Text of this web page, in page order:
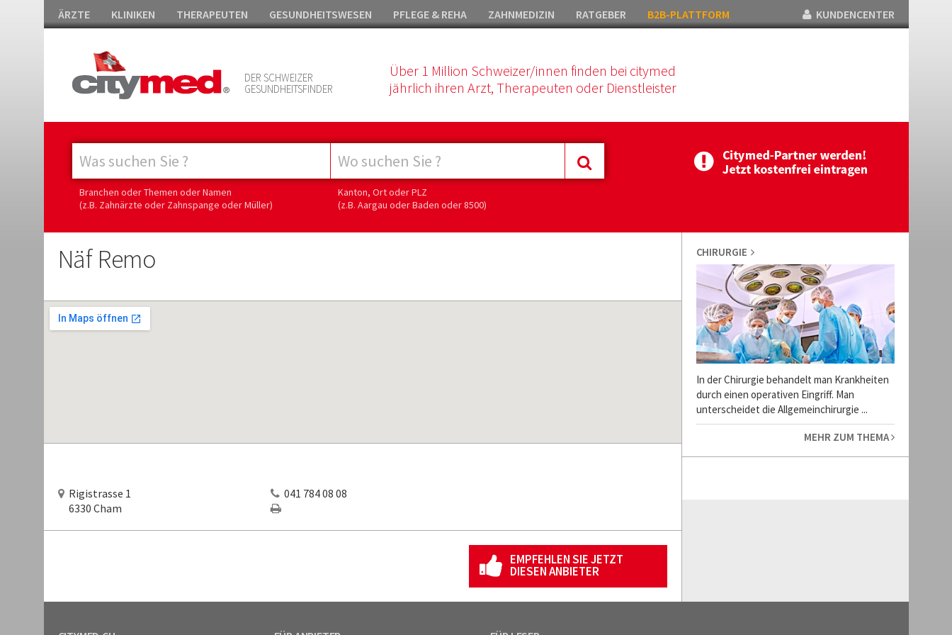
ÄRZTE KLINIKEN THERAPEUTEN GESUNDHEITSWESEN PFLEGE & REHA ZAHNMEDIZIN RATGEBER B2B-PLATTFORM KUNDENCENTER
DER SCHWEIZER
GESUNDHEITSFINDER
Über 1 Million Schweizer/innen finden bei citymed
jährlich ihren Arzt, Therapeuten oder Dienstleister
Branchen oder Themen oder Namen
(z.B. Zahnärzte oder Zahnspange oder Müller)
Kanton, Ort oder PLZ
(z.B. Aargau oder Baden oder 8500)
Näf Remo
Rigistrasse 1
6330 Cham
041 784 08 08
EMPFEHLEN SIE JETZT
DIESEN ANBIETER
CHIRURGIE
In der Chirurgie behandelt man Krankheiten
durch einen operativen Eingriff. Man
unterscheidet die Allgemeinchirurgie ...
MEHR ZUM THEMA